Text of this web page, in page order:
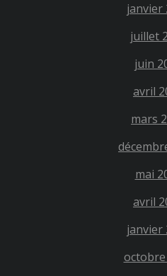
janvier
juillet
juin
avril
mars
mai
avril
janvier
octobre